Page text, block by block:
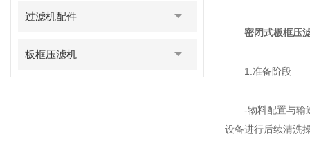
过滤机配件
板框压滤机
密闭式板框压
1.准备阶段
-物料配置与输送
设备进行后续清洗